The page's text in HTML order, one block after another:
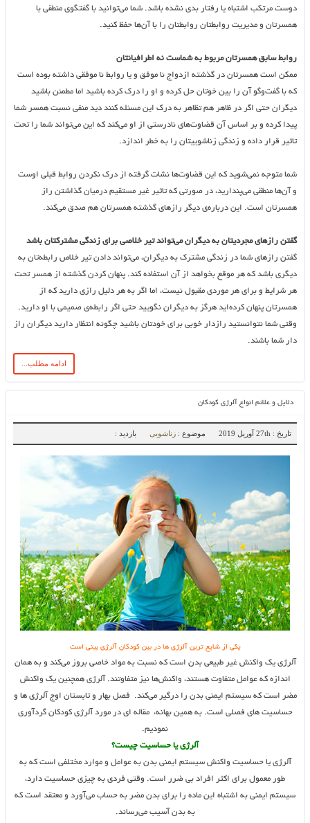
دوست مرتکب اشتباه یا رفتار بدی نشده باشد. شما می‌توانید با گفتگوی منطقی با
همسرتان و مدیریت روابطتان روابطتان را با آن‌ها حفظ کنید.
روابط سابق همسرتان مربوط به شماست نه اطرافیانتان
ممکن است همسرتان در گذشته ازدواج نا موفق و یا روابط نا موفقی داشته بوده است
که با گفت‌وگو آن را بین خوتان حل کرده و او را درک کرده باشید اما مطمئن باشید
دیگران حتی اگر در ظاهر هم تظاهر به درک این مسئله کنند دید منفی نسبت همسر شما
پیدا کرده و بر اساس آن قضاوت‌های نادرستی از او می‌کند که این می‌تواند شما را تحت
تاثیر قرار داده و زندگی زناشوییتان را به خطر اندازد.
شما متوجه نمی‌شوید که این قضاوت‌ها نشات گرفته از درک نکردن روابط قبلی اوست
و آن‌ها منطقی می‌پندارید، در صورتی که تاثیر غیر مستقیم درمیان گذاشتن راز
همسرتان است. این درباره‌ی دیگر رازهای گذشته همسرتان هم صدق می‌کند.
گفتن رازهای مجردیتان به دیگران می‌تواند تیر خلاصی برای زندگی مشترکتان باشد
گفتن رازهای شما در زندگی مشترک به دیگران، می‌تواند دادن تیر خلاص رابطه‌تان به
دیگری باشد که هر موقع بخواهد از آن استفاده کند. پنهان کردن گذشته از همسر تحت
هر شرایط و برای هر موردی مقبول نیست، اما اگر به هر دلیل رازی دارید که از
همسرتان پنهان کرده‌اید هرگز به دیگران نگویید حتی اگر رابطه‌ی صمیمی با او دارید.
وقتی شما نتوانستید رازدار خوبی برای خودتان باشید چگونه انتظار دارید دیگران راز
دار شما باشند.
ادامه مطلب...
دلایل و علائم انواع آلرژی کودکان
تاریخ : 27th آوریل 2019 موضوع : زناشویی بازدید :
یکی از شایع ترین آلرژی ها در بین کودکان آلرژی بینی است
آلرژی یک واکنش غیر طبیعی بدن است که نسبت به مواد خاصی بروز می‌کند و به همان
اندازه که عوامل متفاوت هستند، واکنش‌ها نیز متفاوتند. آلرژی همچنین یک واکنش
مضر است که سیستم ایمنی بدن را درگیر می‌کند. فصل بهار و تابستان اوج آلرژی ها و
حساسیت های فصلی است. به همین بهانه، مقاله ای در مورد آلرژی کودکان گردآوری
نمودیم.
آلرژی یا حساسیت چیست؟
آلرژی یا حساسیت واکنش سیستم ایمنی بدن به عوامل و موارد مختلفی است که به
طور معمول برای اکثر افراد بی ضرر است. وقتی فردی به چیزی حساسیت دارد،
سیستم ایمنی به اشتباه این ماده را برای بدن مضر به حساب می‌آورد و معتقد است که
به بدن آسیب می‌رساند.